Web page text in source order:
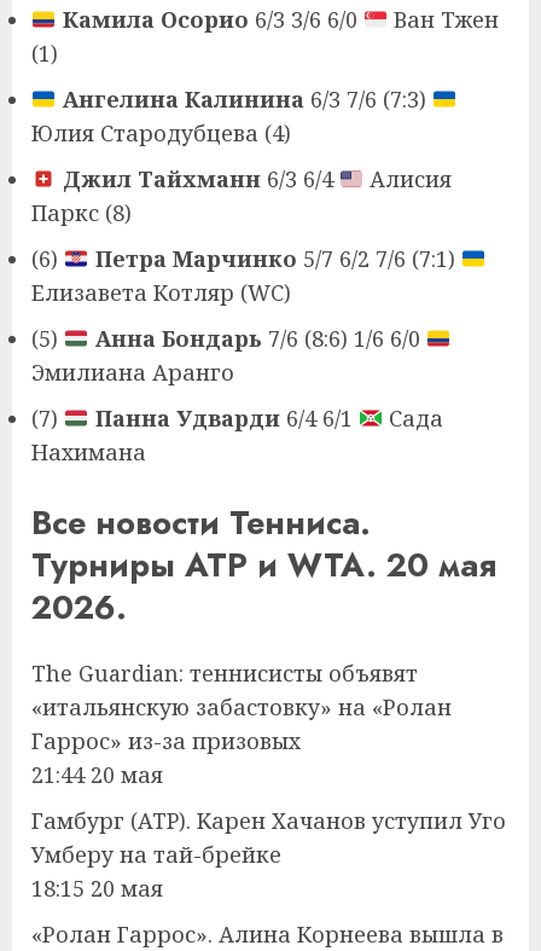
Камила Осорио 6/3 3/6 6/0
Ван Тжен
(1)
Ангелина Калинина 6/3 7/6 (7:3)
Юлия Стародубцева (4)
Джил Тайхманн6/3 6/4
Алисия
Паркс (8)
(6)
Петра Марчинко 5/7 6/2 7/6 (7:1)
Елизавета Котляр (WC)
(5)
Анна Бондарь 7/6 (8:6) 1/6 6/0
Эмилиана Аранго
(7)
Панна Удварди6/4 6/1
Сада
Нахимана
Все новости Тенниса.
Турниры ATP и WTA. 20 мая
2026.
The Guardian: теннисисты объявят
«итальянскую забастовку» на «Ролан
Гаррос» из-за призовых
21:44 20 мая
Гамбург (ATP). Kарен Xачанов уступил Уго
Умберу на тай-брейке
18:15 20 мая
«Ролан Гаррос». Алина Корнеева вышла в